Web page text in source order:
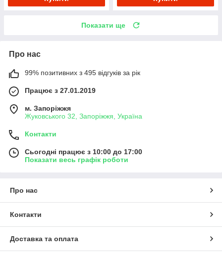
Показати ще
Про нас
99% позитивних з 495 відгуків за рік
Працює з 27.01.2019
м. Запоріжжя
Жуковського 32, Запоріжжя, Україна
Контакти
Сьогодні працює з 10:00 до 17:00
Показати весь графік роботи
Про нас
Контакти
Доставка та оплата